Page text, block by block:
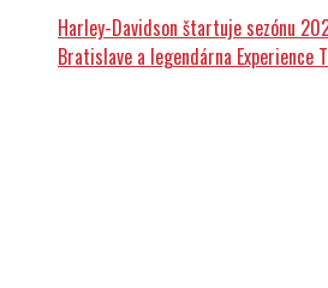
Harley-Davidson štartuje sezónu
Bratislave a legendárna Experience